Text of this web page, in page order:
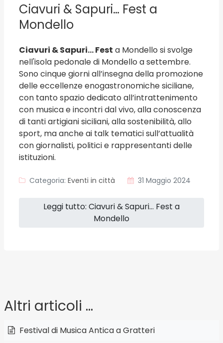
Ciavuri & Sapuri… Fest a
Mondello
Ciavuri & Sapuri… Fest a Mondello si svolge
nell'isola pedonale di Mondello a settembre.
Sono cinque giorni all’insegna della promozione
delle eccellenze enogastronomiche siciliane,
con tanto spazio dedicato all’intrattenimento
con musica e incontri dal vivo, alla conoscenza
di tanti artigiani siciliani, alla sostenibilità, allo
sport, ma anche ai talk tematici sull’attualità
con giornalisti, politici e rappresentanti delle
istituzioni.
Categoria: Eventi in città 31 Maggio 2024
Leggi tutto: Ciavuri & Sapuri… Fest a
Mondello
Altri articoli …
Festival di Musica Antica a Gratteri